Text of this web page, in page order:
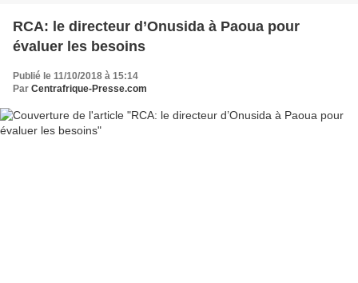
RCA: le directeur d’Onusida à Paoua pour
évaluer les besoins
Publié le 11/10/2018 à 15:14
Par Centrafrique-Presse.com